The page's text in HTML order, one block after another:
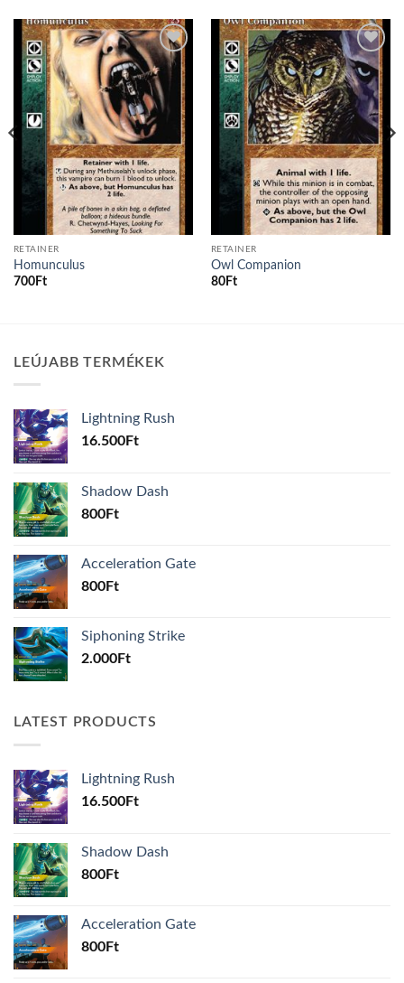
Add to
wishlist
RETAINER
Homunculus
700Ft
Add to
wishlist
RETAINER
Owl Companion
80Ft
LEÚJABB TERMÉKEK
Lightning Rush
16.500Ft
Shadow Dash
800Ft
Acceleration Gate
800Ft
Siphoning Strike
2.000Ft
LATEST PRODUCTS
Lightning Rush
16.500Ft
Shadow Dash
800Ft
Acceleration Gate
800Ft